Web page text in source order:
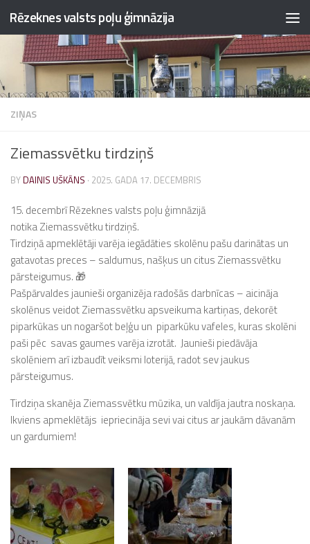
Skip to content
Rēzeknes valsts poļu ģimnāzija
ZIŅAS
Ziemassvētku tirdziņš
BY DAINIS UŠKĀNS · 2025. GADA 17. DECEMBRIS
15. decembrī Rēzeknes valsts poļu ģimnāzijā
notika Ziemassvētku tirdziņš.
Tirdziņā apmeklētāji varēja iegādāties skolēnu pašu darinātas un
gatavotas preces – saldumus, našķus un citus Ziemassvētku
pārsteigumus. 🎁
Pašpārvaldes jaunieši organizēja radošās darbnīcas – aicināja
skolēnus veidot Ziemassvētku apsveikuma kartiņas, dekorēt
piparkūkas un nogaršot beļģu un piparkūku vafeles, kuras skolēni
paši pēc savas gaumes varēja izrotāt. Jaunieši piedāvāja
skolēniem arī izbaudīt veiksmi loterijā, radot sev jaukus
pārsteigumus.
Tirdziņa skanēja Ziemassvētku mūzika, un valdīja jautra noskaņa.
Ikviens apmeklētājs iepriecināja sevi vai citus ar jaukām dāvanām
un gardumiem!